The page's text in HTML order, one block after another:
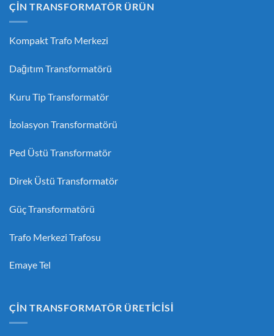
ÇİN TRANSFORMATÖR ÜRÜN
Kompakt Trafo Merkezi
Dağıtım Transformatörü
Kuru Tip Transformatör
İzolasyon Transformatörü
Ped Üstü Transformatör
Direk Üstü Transformatör
Güç Transformatörü
Trafo Merkezi Trafosu
Emaye Tel
ÇIN TRANSFORMATÖR ÜRETICISI